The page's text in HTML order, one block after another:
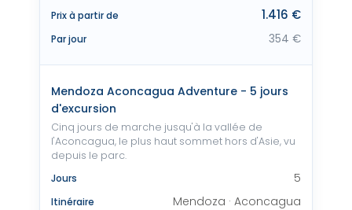
Prix à partir de 1.416 €
Par jour 354 €
Mendoza Aconcagua Adventure - 5 jours
d'excursion
Cinq jours de marche jusqu'à la vallée de
l'Aconcagua, le plus haut sommet hors d'Asie, vu
depuis le parc.
Jours
5
Itinéraire Mendoza · Aconcagua